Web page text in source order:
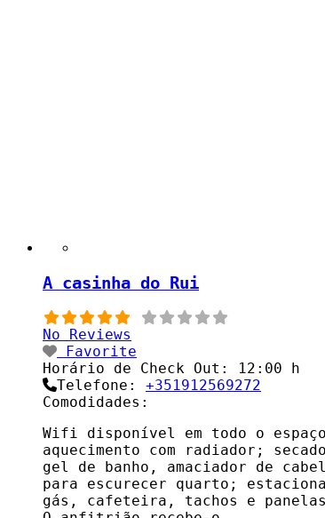
A casinha do Rui
No Reviews
Favorite
Horário de Check Out:
12:00 h
Telefone: +351912569272
Comodidades:
Wifi disponível em todo o
aquecimento com radiador;
gel de banho, amaciador de
para escurecer quarto;
gás, cafeteira, tachos e